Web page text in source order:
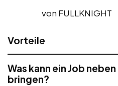
von FULLKNIGHT
Vorteile
Was kann ein Job
bringen?